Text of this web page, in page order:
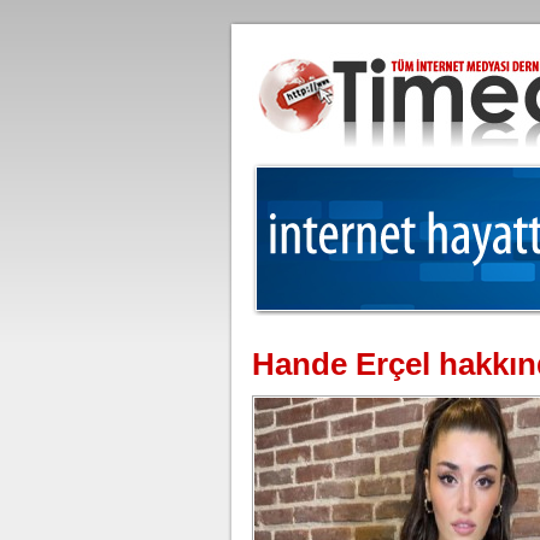
Hande Erçel
Uluslararası kredi
kuruluşu Moody's,
periyodik
Gülistan Doku'nun babasından
Allah'tan korkmadınız!Gülistan Doku’nun